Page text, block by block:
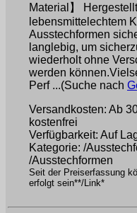
Material】
lebensmittelechtem
Ausstechformen
langlebig, um
wiederholt ohne
werden
Perf ...(Suche nach
Versandkosten: Ab
kostenfrei
Verfügbarkeit: Auf
Kategorie: /
/Ausstechformen
Seit der Preiserfassung
erfolgt sein**/Link*